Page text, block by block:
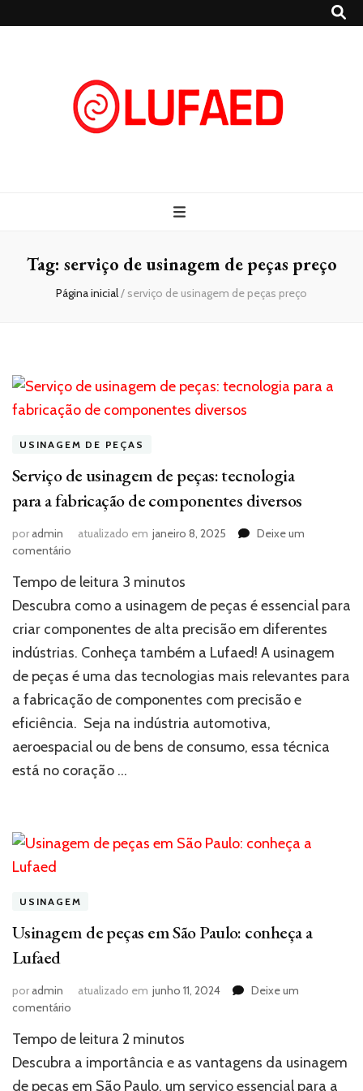
Tag: serviço de usinagem de peças preço
Página inicial/ serviço de usinagem de peças preço
USINAGEM DE PEÇAS
Serviço de usinagem de peças: tecnologia
para a fabricação de componentes diversos
poradmin atualizado em janeiro 8, 2025
Deixe um
comentário
de
usinagem
peças:
tecnologia
para
a
fabricação
de
componentes
diversos
Tempo de leitura 3 minutos
Descubra como a usinagem de peças é essencial para
criar componentes de alta precisão em diferentes
indústrias. Conheça também a Lufaed! A usinagem
de peças é uma das tecnologias mais relevantes para
a fabricação de componentes com precisão e
eficiência. Seja na indústria automotiva,
aeroespacial ou de bens de consumo, essa técnica
está no coração …
USINAGEM
Usinagem de peças em São Paulo: conheça a
Lufaed
poradmin atualizado em junho 11, 2024
Deixe um
comentário
de
peças
Tempo de leitura 2 minutos
Descubra a importância e as vantagens da usinagem
de peças em São Paulo, um serviço essencial para a